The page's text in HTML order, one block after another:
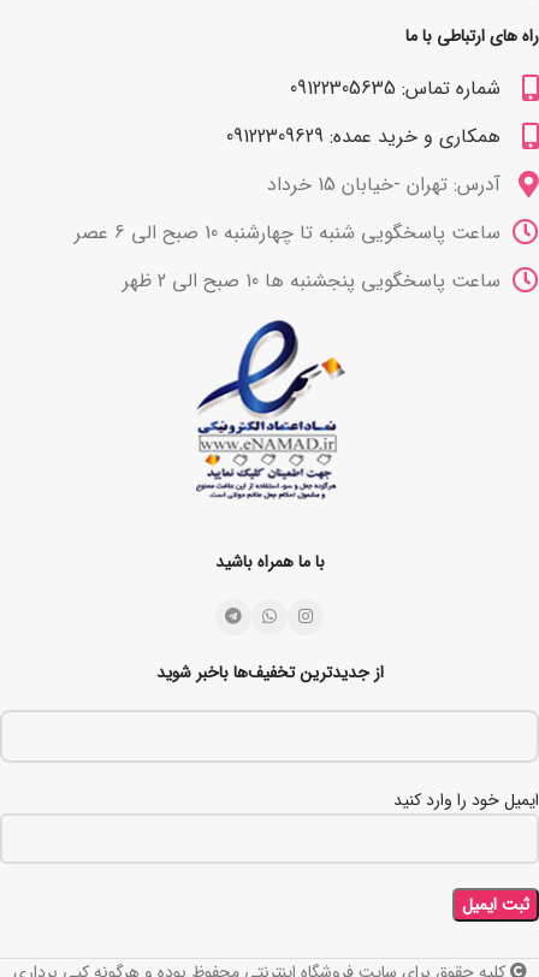
راه های ارتباطی با ما
شماره تماس: 09122305635
همکاری و خرید عمده: 09122309629
آدرس: تهران -خیابان 15 خرداد
ساعت پاسخگویی شنبه تا چهارشنبه 10 صبح الی 6 عصر
ساعت پاسخگویی پنجشنبه ها 10 صبح الی 2 ظهر
با ما همراه باشید
از جدیدترین تخفیف‌ها باخبر شوید
ایمیل خود را وارد کنید